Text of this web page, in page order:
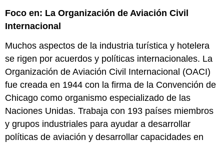
Foco en: La Organización de Aviación Civil
Internacional
Muchos aspectos de la industria turística y hotelera
se rigen por acuerdos y políticas internacionales. La
Organización de Aviación Civil Internacional (OACI)
fue creada en 1944 con la firma de la Convención de
Chicago como organismo especializado de las
Naciones Unidas. Trabaja con 193 países miembros
y grupos industriales para ayudar a desarrollar
políticas de aviación y desarrollar capacidades en